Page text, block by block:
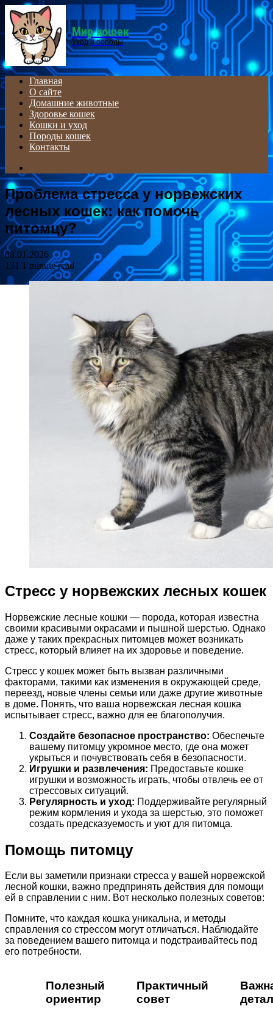
Menu
Мир кошек
Уход и породы
Главная
О сайте
Домашние животные
Здоровье кошек
Кошки и уход
Породы кошек
Контакты
for
Проблема стресса у норвежских
лесных кошек: как помочь
питомцу?
08.01.2026
131 1 minute read
Стресс у норвежских лесных кошек
Норвежские лесные кошки — порода, которая известна
своими красивыми окрасами и пышной шерстью. Однако
даже у таких прекрасных питомцев может возникать
стресс, который влияет на их здоровье и поведение.
Стресс у кошек может быть вызван различными
факторами, такими как изменения в окружающей среде,
переезд, новые члены семьи или даже другие животные
в доме. Понять, что ваша норвежская лесная кошка
испытывает стресс, важно для ее благополучия.
Создайте безопасное пространство: Обеспечьте
вашему питомцу укромное место, где она может
укрыться и почувствовать себя в безопасности.
Игрушки и развлечения: Предоставьте кошке
игрушки и возможность играть, чтобы отвлечь ее от
стрессовых ситуаций.
Регулярность и уход: Поддерживайте регулярный
режим кормления и ухода за шерстью, это поможет
создать предсказуемость и уют для питомца.
Помощь питомцу
Если вы заметили признаки стресса у вашей норвежской
лесной кошки, важно предпринять действия для помощи
ей в справлении с ним. Вот несколько полезных советов:
Помните, что каждая кошка уникальна, и методы
справления со стрессом могут отличаться. Наблюдайте
за поведением вашего питомца и подстраивайтесь под
его потребности.
Полезный
ориентир
Практичный
совет